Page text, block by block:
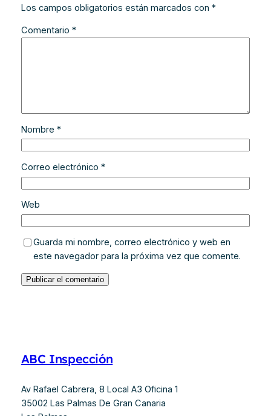
Los campos obligatorios están marcados con *
Comentario *
Nombre *
Correo electrónico *
Web
Guarda mi nombre, correo electrónico y web en
este navegador para la próxima vez que comente.
ABC Inspección
Av Rafael Cabrera, 8 Local A3 Oficina 1
35002 Las Palmas De Gran Canaria